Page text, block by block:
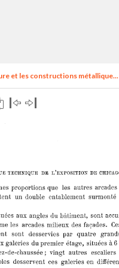
et les constructions métallique...